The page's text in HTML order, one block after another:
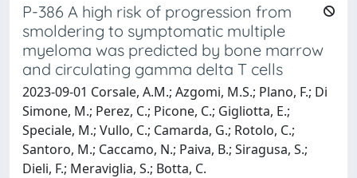
P-386 A high risk of progression from
smoldering to symptomatic multiple
myeloma was predicted by bone marrow
and circulating gamma delta T cells
2023-09-01 Corsale, A.M.; Azgomi, M.S.; Plano, F.; Di
Simone, M.; Perez, C.; Picone, C.; Gigliotta, E.;
Speciale, M.; Vullo, C.; Camarda, G.; Rotolo, C.;
Santoro, M.; Caccamo, N.; Paiva, B.; Siragusa, S.;
Dieli, F.; Meraviglia, S.; Botta, C.